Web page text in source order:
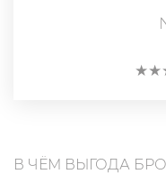
★★
★
В ЧЁМ ВЫГОДА